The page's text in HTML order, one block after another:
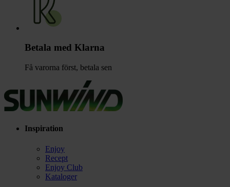
Betala med Klarna
Få varorna först, betala sen
Inspiration
Enjoy
Recept
Enjoy Club
Kataloger